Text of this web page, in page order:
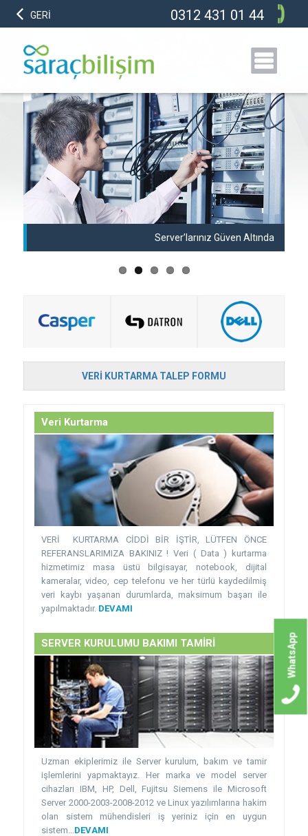
GERİ 0312 431 01 44
Server’larınız Güven Altında
VERI KURTARMA TALEP FORMU
Veri Kurtarma
VERİ KURTARMA CİDDİ BİR İŞTİR, LÜTFEN ÖNCE
REFERANSLARIMIZA BAKINIZ ! Veri ( Data ) kurtarma
hizmetimiz masa üstü bilgisayar, notebook, dijital
kameralar, video, cep telefonu ve her türlü kaydedilmiş
veri kaybı yaşanan durumlarda, maksimum başarı ile
yapılmaktadır. DEVAMI
SERVER KURULUMU BAKIMI TAMİRİ
Uzman ekiplerimiz ile Server kurulum, bakım ve tamir
işlemlerini yapmaktayız. Her marka ve model server
cihazları IBM, HP, Dell, Fujitsu Siemens ile Microsoft
Server 2000-2003-2008-2012 ve Linux yazılımlarına hakim
olan sistem mühendisleri iş yeriniz için en uygun
sistem... DEVAMI
WhatsApp